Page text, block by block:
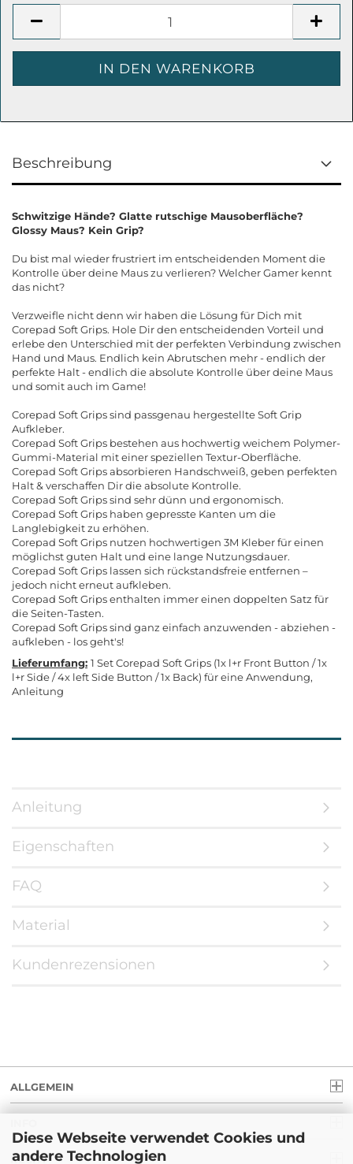
Diese Webseite verwendet Cookies und
andere Technologien
Beschreibung
Schwitzige Hände? Glatte rutschige Mausoberfläche?
Glossy Maus? Kein Grip?
Du bist mal wieder frustriert im entscheidenden Moment die
Kontrolle über deine Maus zu verlieren? Welcher Gamer kennt
das nicht?
Verzweifle nicht denn wir haben die Lösung für Dich mit
Corepad Soft Grips. Hole Dir den entscheidenden Vorteil und
erlebe den Unterschied mit der perfekten Verbindung zwischen
Hand und Maus. Endlich kein Abrutschen mehr - endlich der
perfekte Halt - endlich die absolute Kontrolle über deine Maus
und somit auch im Game!
Corepad Soft Grips sind passgenau hergestellte Soft Grip
Aufkleber.
Corepad Soft Grips bestehen aus hochwertig weichem Polymer-
Gummi-Material mit einer speziellen Textur-Oberfläche.
Corepad Soft Grips absorbieren Handschweiß, geben perfekten
Halt & verschaffen Dir die absolute Kontrolle.
Corepad Soft Grips sind sehr dünn und ergonomisch.
Corepad Soft Grips haben gepresste Kanten um die
Langlebigkeit zu erhöhen.
Corepad Soft Grips nutzen hochwertigen 3M Kleber für einen
möglichst guten Halt und eine lange Nutzungsdauer.
Corepad Soft Grips lassen sich rückstandsfreie entfernen –
jedoch nicht erneut aufkleben.
Corepad Soft Grips enthalten immer einen doppelten Satz für
die Seiten-Tasten.
Corepad Soft Grips sind ganz einfach anzuwenden - abziehen -
aufkleben - los geht's!
Lieferumfang: 1 Set Corepad Soft Grips (1x l+r Front Button / 1x
l+r Side / 4x left Side Button / 1x Back) für eine Anwendung,
Anleitung
Anleitung
Eigenschaften
FAQ
Material
Kundenrezensionen
ALLGEMEIN
RECHT